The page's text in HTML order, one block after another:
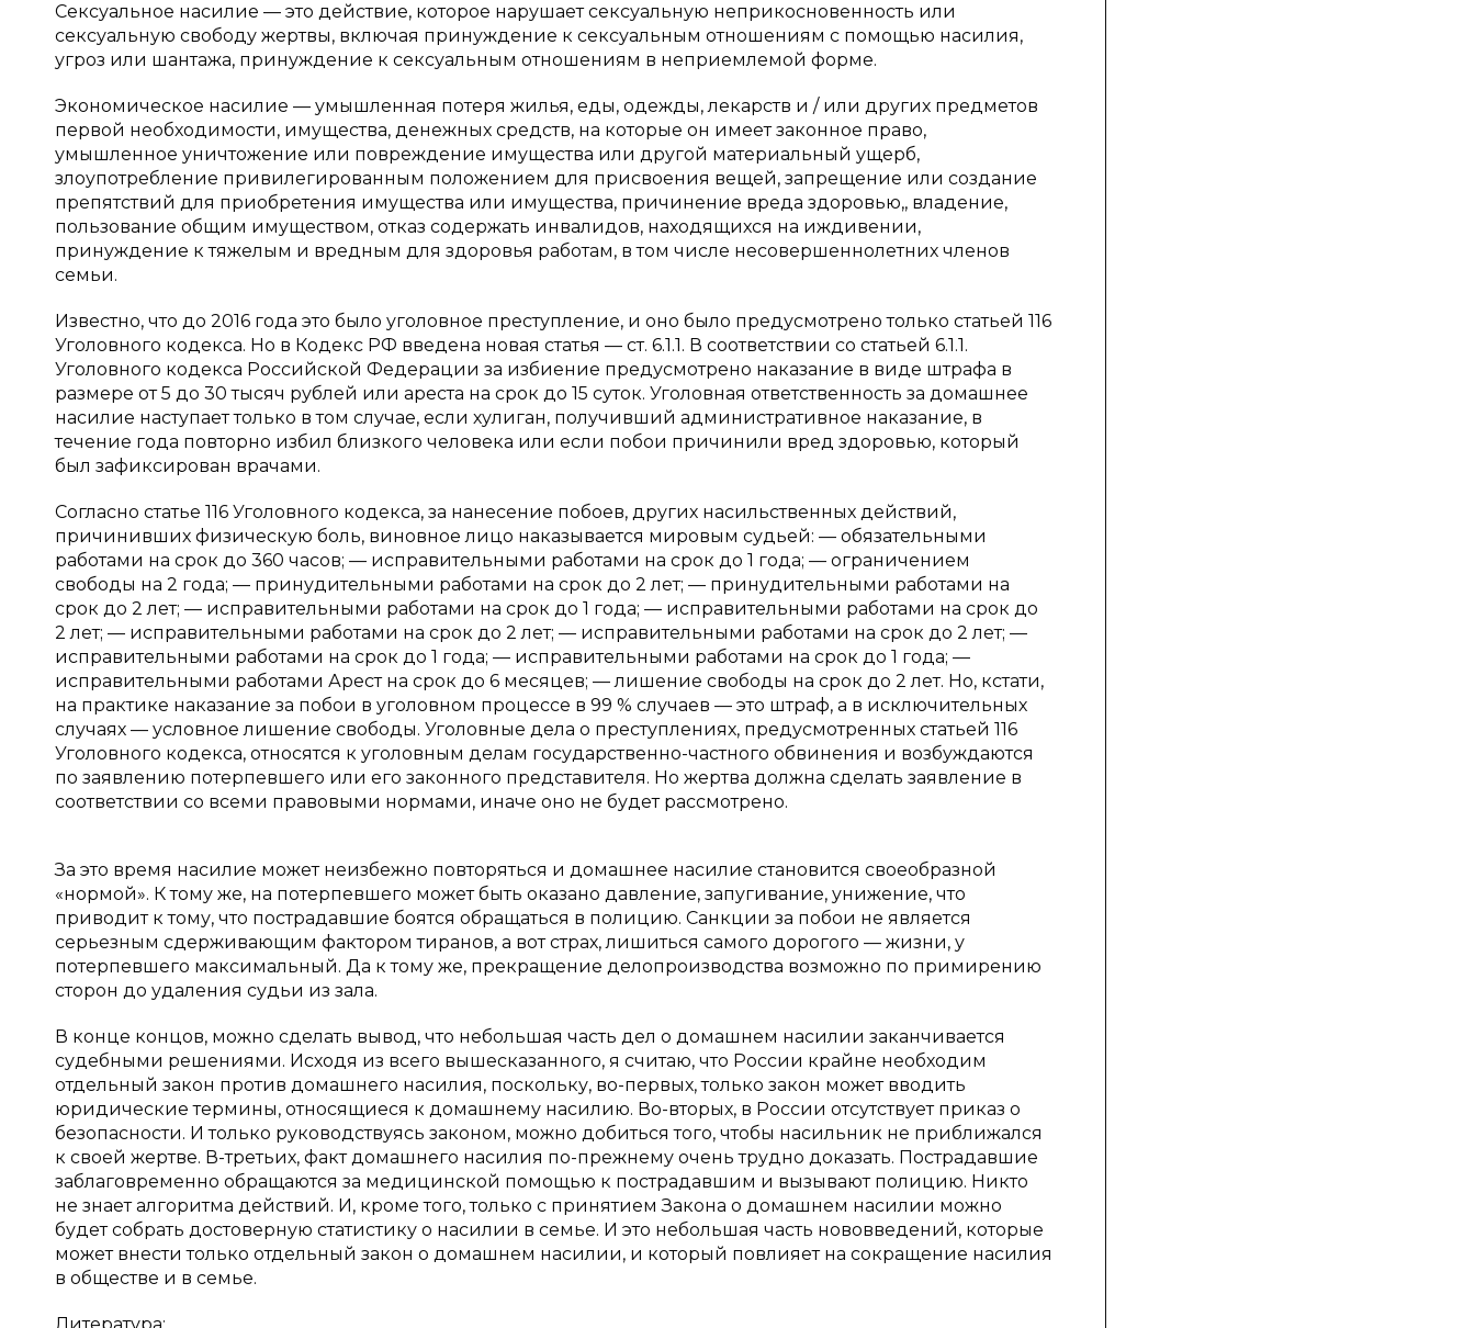
Сексуальное насилие — это действие, которое нарушает сексуальную неприкосновенность или
сексуальную свободу жертвы, включая принуждение к сексуальным отношениям с помощью насилия,
угроз или шантажа, принуждение к сексуальным отношениям в неприемлемой форме.
Экономическое насилие — умышленная потеря жилья, еды, одежды, лекарств и / или других предметов
первой необходимости, имущества, денежных средств, на которые он имеет законное право,
умышленное уничтожение или повреждение имущества или другой материальный ущерб,
злоупотребление привилегированным положением для присвоения вещей, запрещение или создание
препятствий для приобретения имущества или имущества, причинение вреда здоровью,, владение,
пользование общим имуществом, отказ содержать инвалидов, находящихся на иждивении,
принуждение к тяжелым и вредным для здоровья работам, в том числе несовершеннолетних членов
семьи.
Известно, что до 2016 года это было уголовное преступление, и оно было предусмотрено только статьей 116
Уголовного кодекса. Но в Кодекс РФ введена новая статья — ст. 6.1.1. В соответствии со статьей 6.1.1.
Уголовного кодекса Российской Федерации за избиение предусмотрено наказание в виде штрафа в
размере от 5 до 30 тысяч рублей или ареста на срок до 15 суток. Уголовная ответственность за домашнее
насилие наступает только в том случае, если хулиган, получивший административное наказание, в
течение года повторно избил близкого человека или если побои причинили вред здоровью, который
был зафиксирован врачами.
Согласно статье 116 Уголовного кодекса, за нанесение побоев, других насильственных действий,
причинивших физическую боль, виновное лицо наказывается мировым судьей: — обязательными
работами на срок до 360 часов; — исправительными работами на срок до 1 года; — ограничением
свободы на 2 года; — принудительными работами на срок до 2 лет; — принудительными работами на
срок до 2 лет; — исправительными работами на срок до 1 года; — исправительными работами на срок до
2 лет; — исправительными работами на срок до 2 лет; — исправительными работами на срок до 2 лет; —
исправительными работами на срок до 1 года; — исправительными работами на срок до 1 года; —
исправительными работами Арест на срок до 6 месяцев; — лишение свободы на срок до 2 лет. Но, кстати,
на практике наказание за побои в уголовном процессе в 99 % случаев — это штраф, а в исключительных
случаях — условное лишение свободы. Уголовные дела о преступлениях, предусмотренных статьей 116
Уголовного кодекса, относятся к уголовным делам государственно-частного обвинения и возбуждаются
по заявлению потерпевшего или его законного представителя. Но жертва должна сделать заявление в
соответствии со всеми правовыми нормами, иначе оно не будет рассмотрено.
За это время насилие может неизбежно повторяться и домашнее насилие становится своеобразной
«нормой». К тому же, на потерпевшего может быть оказано давление, запугивание, унижение, что
приводит к тому, что пострадавшие боятся обращаться в полицию. Санкции за побои не является
серьезным сдерживающим фактором тиранов, а вот страх, лишиться самого дорогого — жизни, у
потерпевшего максимальный. Да к тому же, прекращение делопроизводства возможно по примирению
сторон до удаления судьи из зала.
В конце концов, можно сделать вывод, что небольшая часть дел о домашнем насилии заканчивается
судебными решениями. Исходя из всего вышесказанного, я считаю, что России крайне необходим
отдельный закон против домашнего насилия, поскольку, во-первых, только закон может вводить
юридические термины, относящиеся к домашнему насилию. Во-вторых, в России отсутствует приказ о
безопасности. И только руководствуясь законом, можно добиться того, чтобы насильник не приближался
к своей жертве. В-третьих, факт домашнего насилия по-прежнему очень трудно доказать. Пострадавшие
заблаговременно обращаются за медицинской помощью к пострадавшим и вызывают полицию. Никто
не знает алгоритма действий. И, кроме того, только с принятием Закона о домашнем насилии можно
будет собрать достоверную статистику о насилии в семье. И это небольшая часть нововведений, которые
может внести только отдельный закон о домашнем насилии, и который повлияет на сокращение насилия
в обществе и в семье.